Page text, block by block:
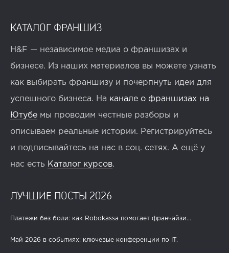
КАТАЛОГ ФРАНШИЗ
H&F — независимое медиа о франшизах и
бизнесе. Из наших материалов вы можете узнать
как выбирать франшизу и почерпнуть идеи для
успешного бизнеса. На канале о франшизах на
Ютубе мы проводим честные разборы и
описываем реальные истории. Регистрируйтесь
и подписывайтесь на нас в соц. сетях. А ещё у
нас есть Каталог курсов.
ЛУЧШИЕ ПОСТЫ 2026
Платежи без боли: как Robokassa помогает франчайзи...
Май 2026 в событиях: ключевые конференции по IT,